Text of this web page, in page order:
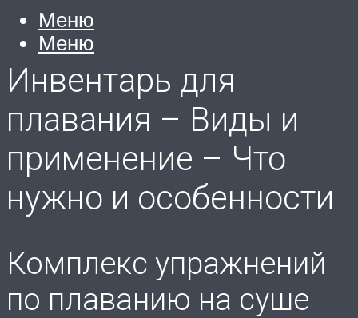
Меню
Меню
Инвентарь для
плавания – Виды и
применение – Что
нужно и особенности
Комплекс упражнений
по плаванию на суше